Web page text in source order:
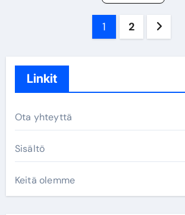
1 2
Linkit
Ota yhteyttä
Sisältö
Keitä olemme